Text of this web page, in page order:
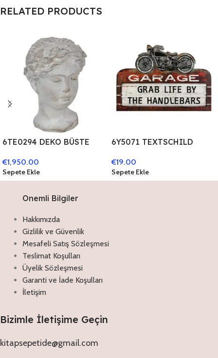
RELATED PRODUCTS
6TE0294 DEKO BÜSTE
STEIN DEKO
ACCESSOIRES
€1,950.00
Sepete Ekle
6Y5071 TEXTSCHILD
MOTOR
€19.00
Sepete Ekle
Onemli Bilgiler
Hakkımızda
Gizlilik ve Güvenlik
Mesafeli Satış Sözleşmesi
Teslimat Koşulları
Üyelik Sözleşmesi
Garanti ve İade Koşulları
İletişim
Bizimle İletişime Geçin
kitapsepetide@gmail.com